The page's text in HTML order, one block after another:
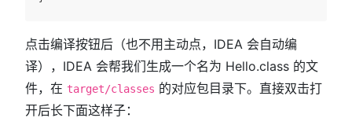
点击编译按钮后（也不用主动点，IDEA 会自动编
译），IDEA 会帮我们生成一个名为 Hello.class 的文
件，在 target/classes 的对应包目录下。直接双击打
开后长下面这样子：